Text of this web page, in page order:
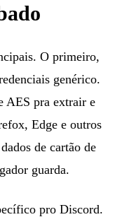
O primeiro,
genérico.
AES pra extrair e
Edge e outros
de cartão de
guarda.
pro Discord.